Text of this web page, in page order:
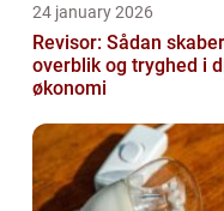
24 january 2026
Revisor: Sådan
overblik og tryghed i
økonomi